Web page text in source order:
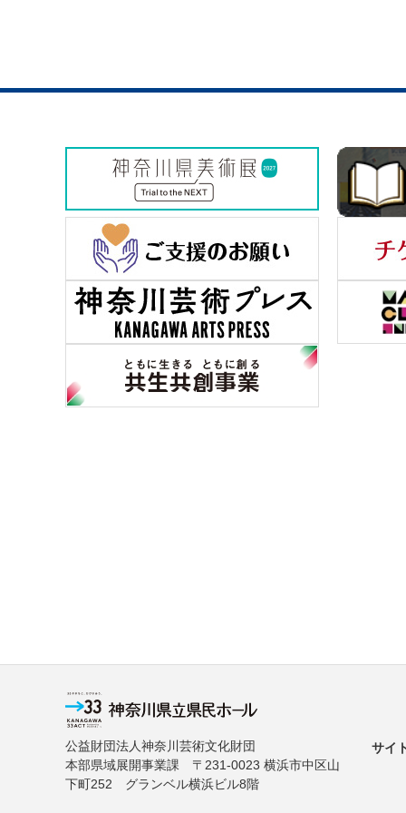
公益財団法人神奈川芸術文化財団
本部県域展開事業課 〒231-0023 横浜市中区山
下町252 グランベル横浜ビル8階
サイ